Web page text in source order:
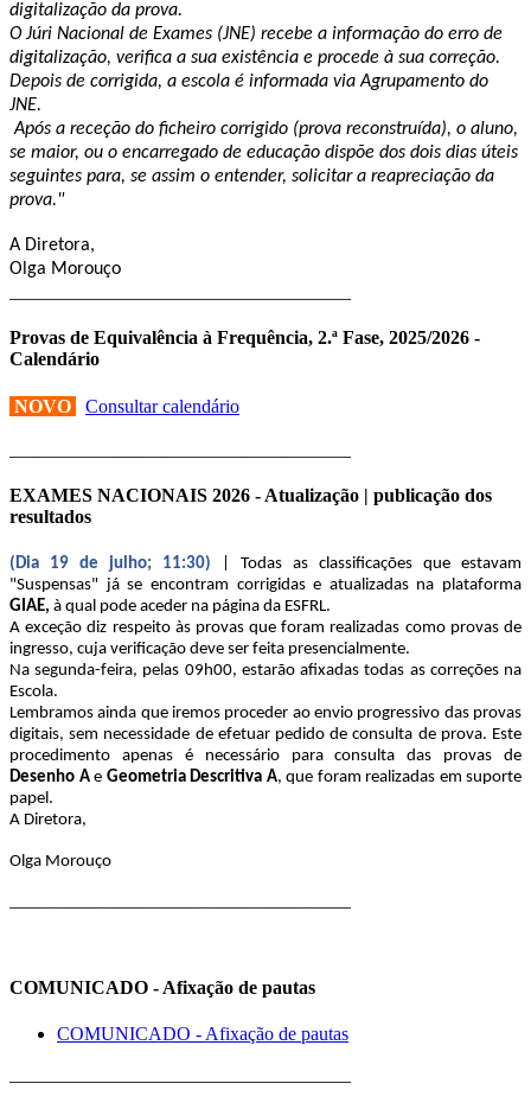
digitalização da prova.
O Júri Nacional de Exames (JNE) recebe a informação do erro de
digitalização, verifica a sua existência e procede à sua correção.
Depois de corrigida, a escola é informada via Agrupamento do
JNE.
Após a receção do ficheiro corrigido (prova reconstruída), o aluno,
se maior, ou o encarregado de educação dispõe dos dois dias úteis
seguintes para, se assim o entender, solicitar a reapreciação da
prova."
A Diretora,
Olga Morouço
Provas de Equivalência à Frequência, 2.ª Fase, 2025/2026 -
Calendário
NOVO Consultar calendário
EXAMES NACIONAIS 2026 - Atualização | publicação dos
resultados
(Dia 19 de julho; 11:30)
| Todas as classificações que estavam
"Suspensas" já se encontram corrigidas e atualizadas na plataforma
GIAE, à qual pode aceder na página da ESFRL.
A exceção diz respeito às provas que foram realizadas como provas de
ingresso, cuja verificação deve ser feita presencialmente.
Na segunda-feira, pelas 09h00, estarão afixadas todas as correções na
Escola.
Lembramos ainda que iremos proceder ao envio progressivo das provas
digitais, sem necessidade de efetuar pedido de consulta de prova. Este
procedimento apenas é necessário para consulta das provas de
Desenho Ae Geometria Descritiva A, que foram realizadas em suporte
papel.
A Diretora,
Olga Morouço
COMUNICADO - Afixação de pautas
COMUNICADO - Afixação de pautas